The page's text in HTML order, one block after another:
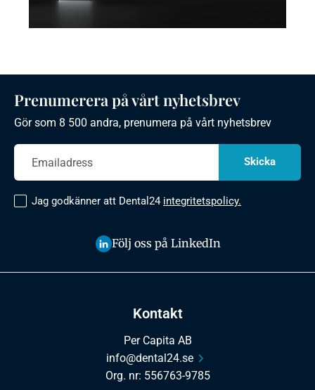
Kontakt
Per Capita AB
info@dental24.se
Org. nr: 556763-9785
Prenumerera på vårt nyhetsbrev
Gör som 8 500 andra, prenumera på vårt nyhetsbrev
Jag godkänner att Dental24 integritetspolicy.
Följ oss på LinkedIn